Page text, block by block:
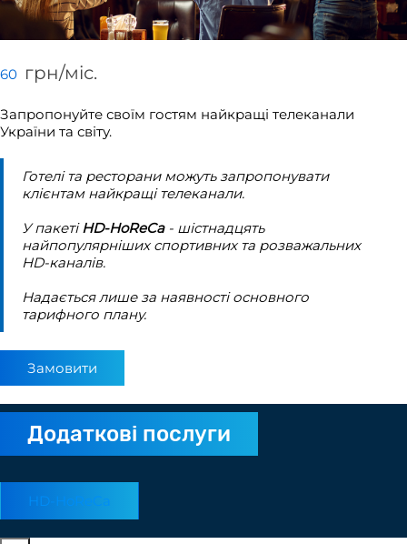
60 грн/мiс.
Запропонуйте своїм гостям найкращі телеканали
України та світу.
Готелі та ресторани можуть запропонувати
клієнтам найкращі телеканали.
У пакеті HD-HoReCa- шістнадцять
найпопулярніших спортивних та розважальних
HD-каналів.
Надається лише за наявності основного
тарифного плану.
Замовити
Додаткові послуги
HD-HoReCa